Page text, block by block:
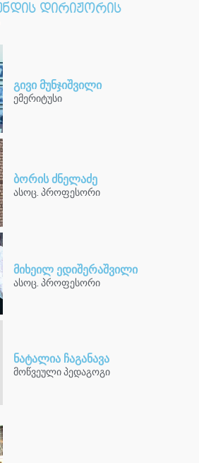
დირიჟორის
გივი მუნჯიშვილი
ემერიტუსი
ბორის ძნელაძე
ასოც. პროფესორი
მიხეილ ედიშერაშვილი
ასოც. პროფესორი
ნატალია ჩაგანავა
მოწვეული პედაგოგი